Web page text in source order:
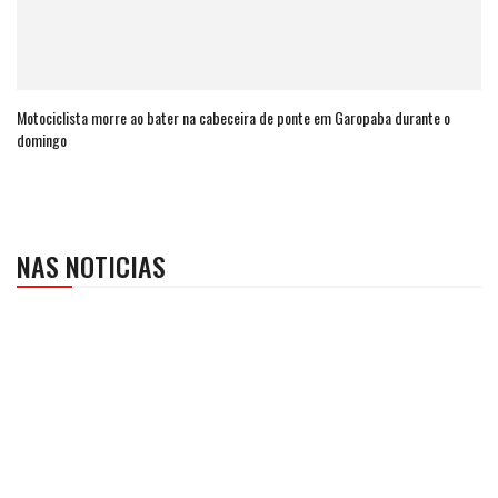
Motociclista morre ao bater na cabeceira de ponte em Garopaba durante o
domingo
NAS NOTICIAS